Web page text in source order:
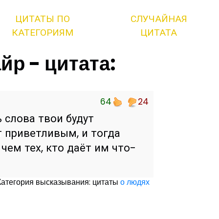
ЦИТАТЫ ПО
КАТЕГОРИЯМ
СЛУЧАЙНАЯ
ЦИТАТА
- цитата:
64 24
твои будут
приветливым, и тогда
тех, кто даёт им что-
высказывания: цитаты о людях